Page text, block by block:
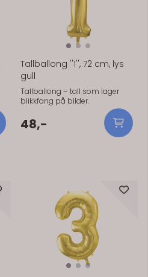
Tallballong ''1'', 72 cm, lys
gull
Tallballong – tall som lager
blikkfang på bilder.
48,-
På lager